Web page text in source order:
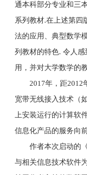
通本科部分专业和三
系列教材.在上述第四
法的应用、典型数学
列教材的特色. 令人
用，并对大学数学的
2017年，距2012
宽带无线接入技术（
上安装运行的计算软
信息化产品的服务向
作者本次启动的
与相关信息技术软件